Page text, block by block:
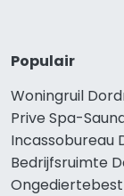
Populair
Woningruil
Prive Spa-
Incassobureau
Bedrijfsruimte